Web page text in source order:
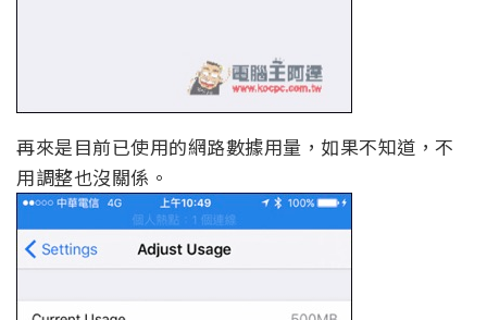
再來是目前已使用的網路數據用量，如果不知道，不
用調整也沒關係。